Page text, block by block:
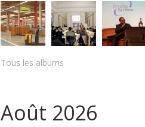
Tous les albums
Août 2026